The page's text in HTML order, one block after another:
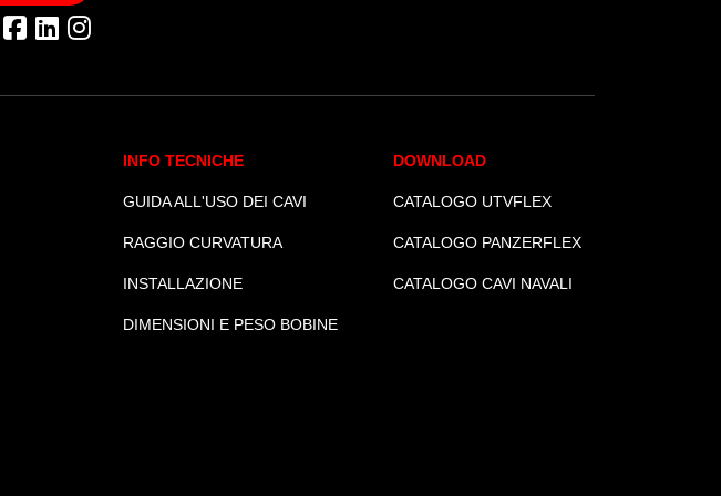
INFO TECNICHE
GUIDA ALL'USO DEI CAVI
RAGGIO CURVATURA
INSTALLAZIONE
DIMENSIONI E PESO BOBINE
DOWNLOAD
CATALOGO UTVFLEX
CATALOGO PANZERFLEX
CATALOGO CAVI NAVALI